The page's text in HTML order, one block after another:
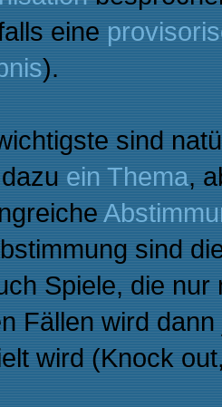
eine
).
sind
ein Thema,
sind
Spiele, die
Fällen wird
wird (Knock